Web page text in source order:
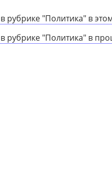
рубрике "Политика" в
рубрике "Политика" в